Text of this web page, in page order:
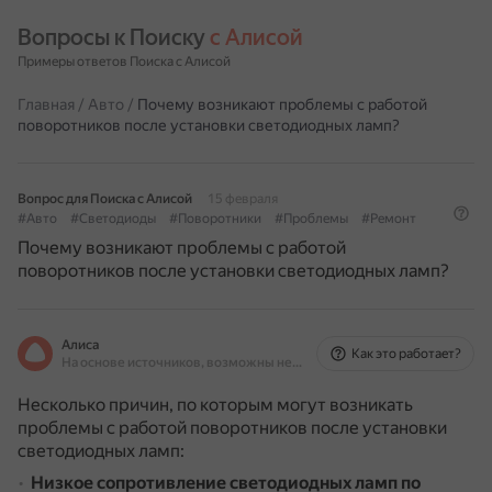
Вопросы к Поиску с Алисой
Примеры ответов Поиска с Алисой
Главная / Авто / Почему возникают проблемы с работой
поворотников после установки светодиодных ламп?
Вопрос для Поиска с Алисой
15 февраля
#Авто
#Светодиоды #Поворотники #Проблемы #Ремонт
Почему возникают проблемы с работой
поворотников после установки светодиодных ламп?
Алиса
На основе источников, возможны неточности
Как это работает?
Несколько причин, по которым могут возникать
проблемы с работой поворотников после установки
светодиодных ламп:
Низкое сопротивление светодиодных ламп по